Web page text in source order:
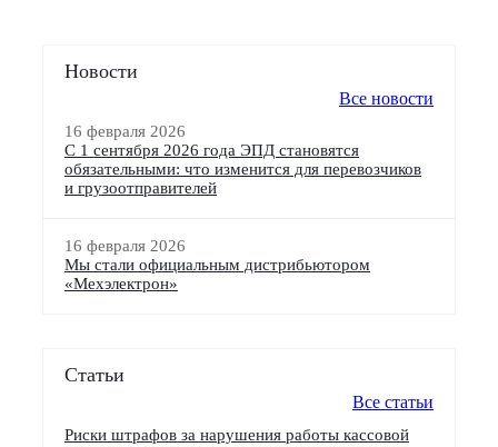
Новости
Все новости
16 февраля 2026
С 1 сентября 2026 года ЭПД становятся
обязательными: что изменится для перевозчиков
и грузоотправителей
16 февраля 2026
Мы стали официальным дистрибьютором
«Мехэлектрон»
Статьи
Все статьи
Риски штрафов за нарушения работы кассовой